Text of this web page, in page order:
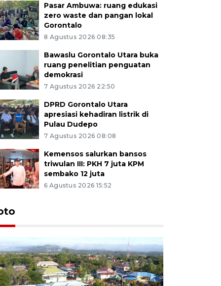
Pasar Ambuwa: ruang edukasi
zero waste dan pangan lokal
Gorontalo
8 Agustus 2026 08:35
Bawaslu Gorontalo Utara buka
ruang penelitian penguatan
demokrasi
7 Agustus 2026 22:50
DPRD Gorontalo Utara
apresiasi kehadiran listrik di
Pulau Dudepo
7 Agustus 2026 08:08
Kemensos salurkan bansos
triwulan III: PKH 7 juta KPM
sembako 12 juta
6 Agustus 2026 15:52